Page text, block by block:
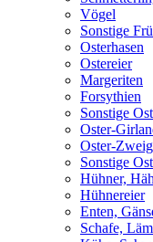
Vögel
Sonstige
Osterhasen
Ostereier
Margeriten
Forsythien
Sonstige
Oster-
Oster-
Sonstige
Hühner,
Hühnereier
Enten,
Schafe,